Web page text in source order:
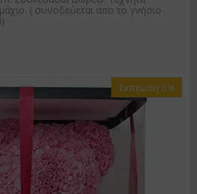
( συνοδεύεται απο το γνήσιο
Έκπτωση 6%